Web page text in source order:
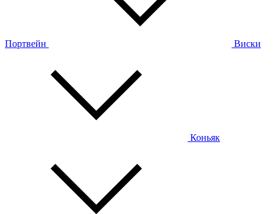
Портвейн Виски
Коньяк